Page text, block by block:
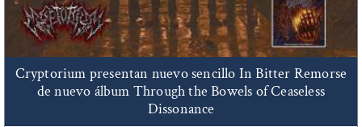
Cryptorium presentan nuevo sencillo In Bitter Remorse
de nuevo álbum Through the Bowels of Ceaseless
Dissonance